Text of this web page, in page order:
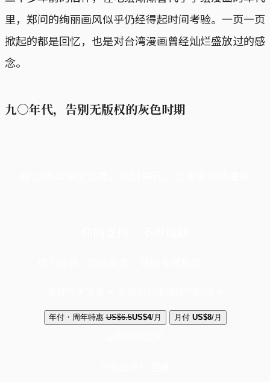
里，郑问的绚丽画风似乎仍经得起时间考验。一页一页
掀起的都是回忆，也是对台湾漫画曾经灿烂盛放过的感
念。
九○年代，告别无版权的灰色时期
年付・周年特惠 US$6.5US$4/月 月付 US$8/月